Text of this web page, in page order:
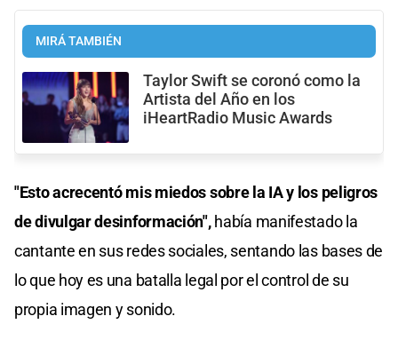
MIRÁ TAMBIÉN
Taylor Swift se coronó como la
Artista del Año en los
iHeartRadio Music Awards
"Esto acrecentó mis miedos sobre la IA y los peligros
de divulgar desinformación",había manifestado la
cantante en sus redes sociales, sentando las bases de
lo que hoy es una batalla legal por el control de su
propia imagen y sonido.